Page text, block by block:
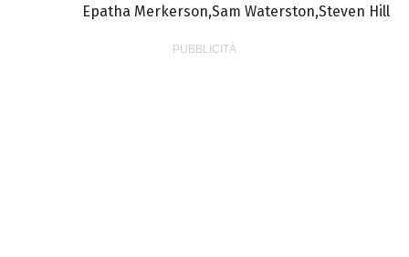
Epatha Merkerson,Sam Waterston,Steven Hill